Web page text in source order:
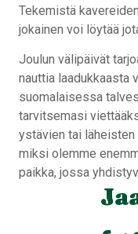
Tekemistä
jokainen voi löytää
Joulun välipäivät
nauttia laadukkaasta
suomalaisessa
tarvitsemasi
ystävien tai läheisten
miksi olemme
paikka, jossa